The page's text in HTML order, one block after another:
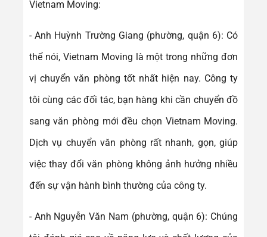
Vietnam Moving:
- Anh Huỳnh Trường Giang (phường, quận 6): Có
thể nói, Vietnam Moving là một trong những đơn
vị chuyển văn phòng tốt nhất hiện nay. Công ty
tôi cùng các đối tác, bạn hàng khi cần chuyển đồ
sang văn phòng mới đều chọn Vietnam Moving.
Dịch vụ chuyển văn phòng rất nhanh, gọn, giúp
việc thay đổi văn phòng không ảnh hưởng nhiều
đến sự vận hành bình thường của công ty.
- Anh Nguyễn Văn Nam (phường, quận 6): Chúng